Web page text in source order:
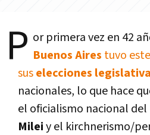
P or primera vez en 42
Buenos Aires tuvo
suselecciones
nacionales, lo que hace
el oficialismo nacional
Mileiy el kirchnerismo/